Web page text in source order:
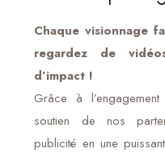
Chaque visionnage
regardez de
d’impact !
Grâce à
soutien de nos
publicité en une